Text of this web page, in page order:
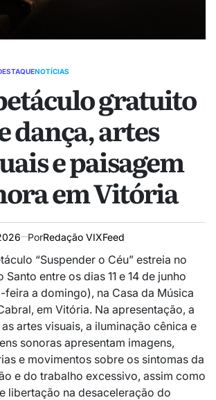
NOTÍCIAS
gratuito
dança, artes
e paisagem
em Vitória
PorRedação VIXFeed
“Suspender o Céu” estreia no
Santo entre os dias 11 e 14 de junho
feira a domingo), na Casa da Música
em Vitória. Na apresentação, a
artes visuais, a iluminação cênica e
sonoras apresentam imagens,
e movimentos sobre os sintomas da
e do trabalho excessivo, assim como
libertação na desaceleração do